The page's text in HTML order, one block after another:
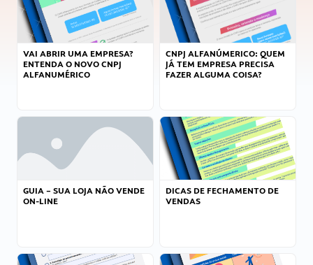
VAI ABRIR UMA EMPRESA?
ENTENDA O NOVO CNPJ
ALFANUMÉRICO
CNPJ ALFANÚMERICO: QUEM
JÁ TEM EMPRESA PRECISA
FAZER ALGUMA COISA?
GUIA – SUA LOJA NÃO VENDE
ON-LINE
DICAS DE FECHAMENTO DE
VENDAS